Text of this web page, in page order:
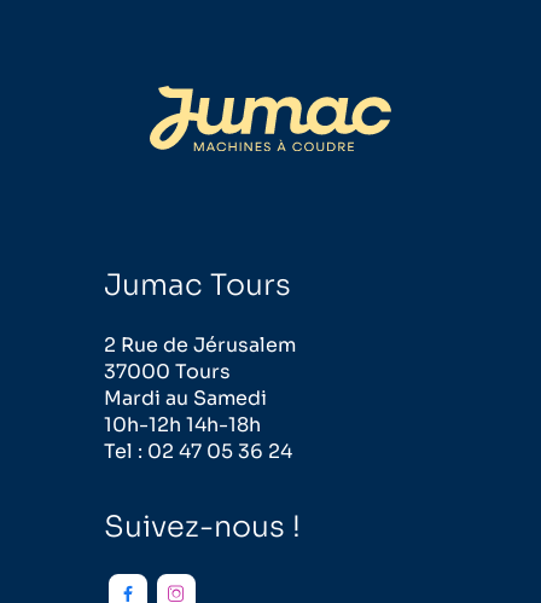
 
Jumac Tours
2 Rue de Jérusalem
37000 Tours
Mardi au Samedi
10h-12h 14h-18h
Tel : 02 47 05 36 24
Suivez-nous !